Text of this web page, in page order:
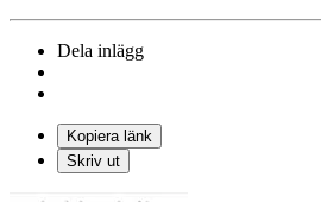
Dela inlägg
Kopiera länk
Skriv ut